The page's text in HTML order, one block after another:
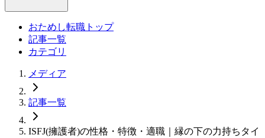
おためし転職トップ
記事一覧
カテゴリ
メディア
記事一覧
ISFJ(擁護者)の性格・特徴・適職｜縁の下の力持ちタイ